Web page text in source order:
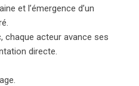
et l’émergence d’un
chaque acteur avance ses
directe.